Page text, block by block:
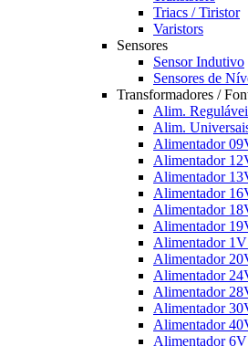
Triacs / Tiristor
Varistors
Sensores
Sensor Indutivo
Sensores de
Transformadores /
Alim.
Alim.
Alimentador
Alimentador
Alimentador
Alimentador
Alimentador
Alimentador
Alimentador
Alimentador
Alimentador
Alimentador
Alimentador
Alimentador
Alimentador 6V